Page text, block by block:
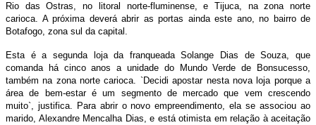
Rio das Ostras, no litoral norte-fluminense, e Tijuca, na zona norte
carioca. A próxima deverá abrir as portas ainda este ano, no bairro de
Botafogo, zona sul da capital.
Esta é a segunda loja da franqueada Solange Dias de Souza, que
comanda há cinco anos a unidade do Mundo Verde de Bonsucesso,
também na zona norte carioca. `Decidi apostar nesta nova loja porque a
área de bem-estar é um segmento de mercado que vem crescendo
muito`, justifica. Para abrir o novo empreendimento, ela se associou ao
marido, Alexandre Mencalha Dias, e está otimista em relação à aceitação